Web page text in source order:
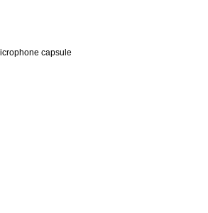
capsule